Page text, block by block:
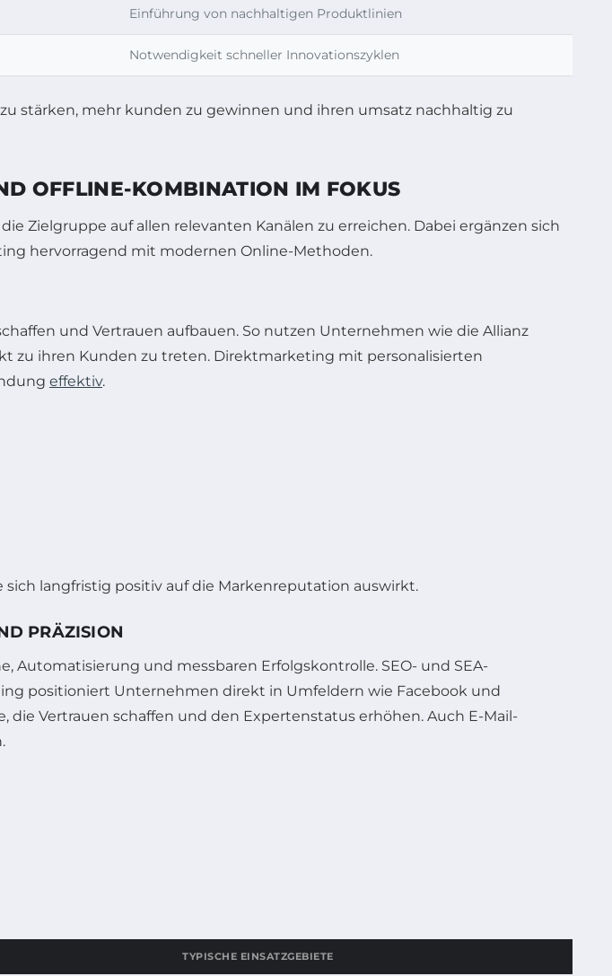
Einführung von nachhaltigen Produktlinien
Notwendigkeit schneller Innovationszyklen
OFFLINE-KOMBINATION IM FOKUS
Zielgruppe auf allen relevanten Kanälen zu erreichen. Dabei ergänzen sich
hervorragend mit modernen Online-Methoden.
und Vertrauen aufbauen. So nutzen Unternehmen wie die Allianz
zu ihren Kunden zu treten. Direktmarketing mit personalisierten
effektiv.
langfristig positiv auf die Markenreputation auswirkt.
PRÄZISION
und messbaren Erfolgskontrolle. SEO- und SEA-
positioniert Unternehmen direkt in Umfeldern wie Facebook und
Vertrauen schaffen und den Expertenstatus erhöhen. Auch E-Mail-
TYPISCHE EINSATZGEBIETE